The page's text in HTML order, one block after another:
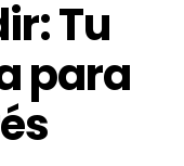
Tu
para